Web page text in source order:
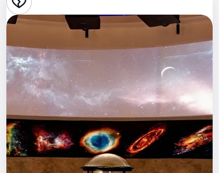
Стендап
Квесты
Экскурсии
Спорт
События
Города